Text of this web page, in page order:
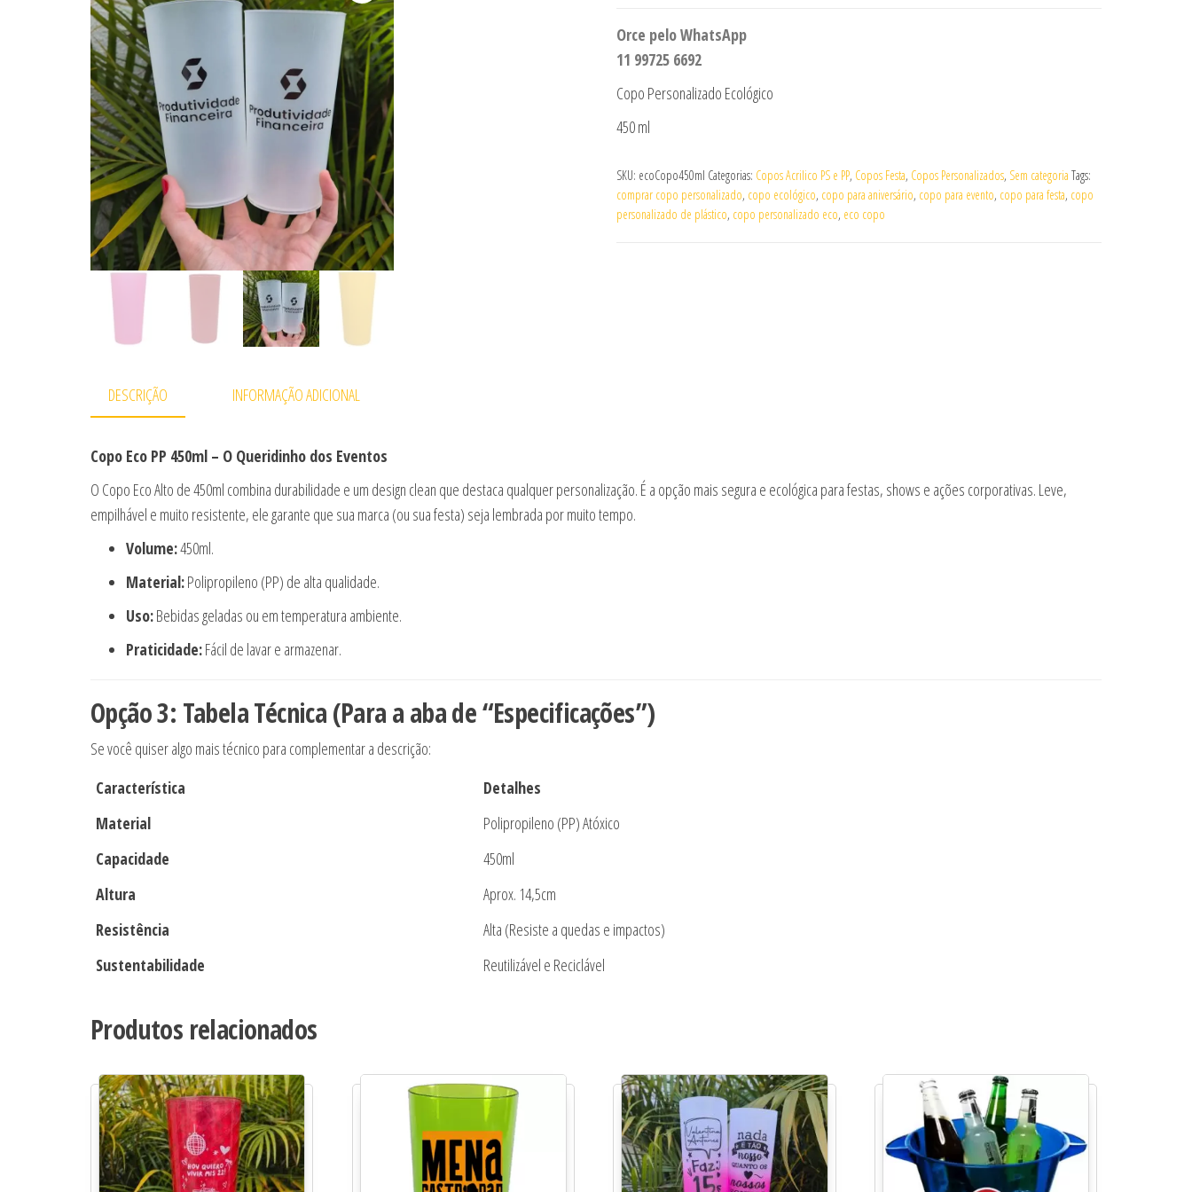
Orce pelo WhatsApp
11 99725 6692
Copo Personalizado Ecológico
450 ml
SKU: ecoCopo450ml Categorias: Copos Acrilico PS e PP, Copos Festa, Copos Personalizados, Sem categoria Tags:
comprar copo personalizado, copo ecológico, copo para aniversário, copo para evento, copo para festa, copo
personalizado de plástico, copo personalizado eco, eco copo
DESCRIÇÃO INFORMAÇÃO ADICIONAL
Copo Eco PP 450ml – O Queridinho dos Eventos
O Copo Eco Alto de 450ml combina durabilidade e um design clean que destaca qualquer personalização. É a opção mais segura e ecológica para festas, shows e ações corporativas. Leve,
empilhável e muito resistente, ele garante que sua marca (ou sua festa) seja lembrada por muito tempo.
Volume:450ml.
Material:Polipropileno (PP) de alta qualidade.
Uso:Bebidas geladas ou em temperatura ambiente.
Praticidade:Fácil de lavar e armazenar.
Opção 3: Tabela Técnica (Para a aba de “Especificações”)
Se você quiser algo mais técnico para complementar a descrição:
Característica
Detalhes
Material
Polipropileno (PP) Atóxico
Capacidade
450ml
Altura
Aprox. 14,5cm
Resistência
Alta (Resiste a quedas e impactos)
Sustentabilidade
Reutilizável e Reciclável
Produtos relacionados